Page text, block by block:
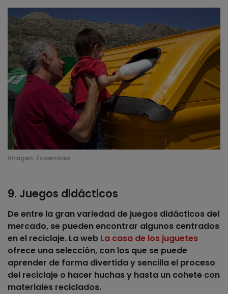
Imagen: Ecoembes
9. Juegos didácticos
De entre la gran variedad de juegos didácticos del
mercado, se pueden encontrar algunos centrados
en el reciclaje. La web La casa de los juguetes
ofrece una selección, con los que se puede
aprender de forma divertida y sencilla el proceso
del reciclaje o hacer huchas y hasta un cohete con
materiales reciclados.